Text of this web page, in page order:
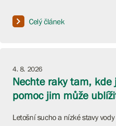
Celý článek
4. 8. 2026
Nechte raky tam, kde
pomoc jim může
Letošní sucho a nízké stavy